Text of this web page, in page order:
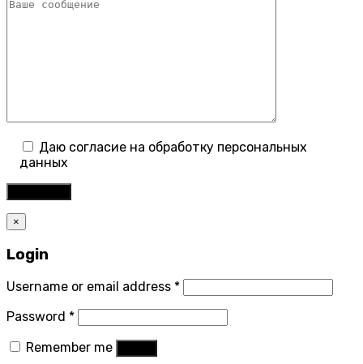
Даю согласие на обработку персональных
данных
×
Login
Username or email address *
Password *
Remember me